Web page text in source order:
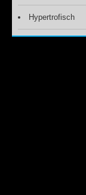
Hypertrofisch